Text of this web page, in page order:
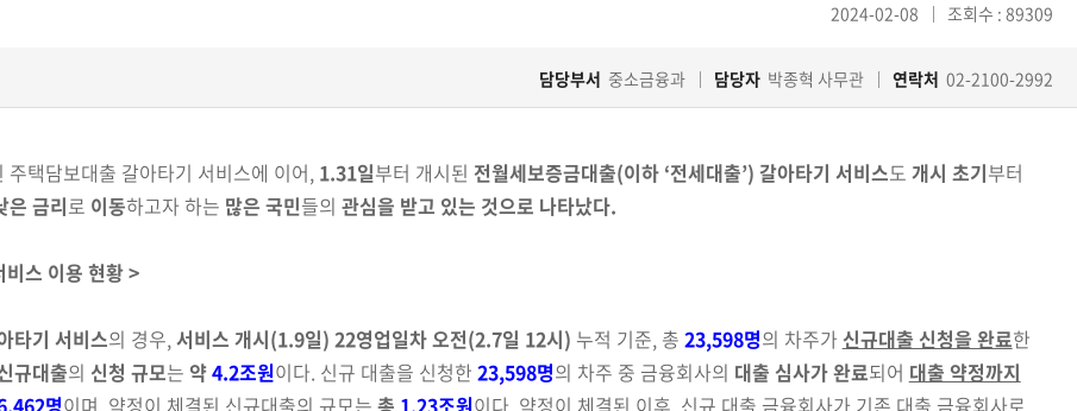
2024-02-08 조회수 : 89309
담당부서 중소금융과 담당자 박종혁 사무관 연락처 02-2100-2992
주택담보대출 갈아타기 서비스에 이어, 1.31일부터 개시된 전월세보증금대출(이하 ‘전세대출’) 갈아타기 서비스도 개시 초기부터
은 금리로 이동하고자 하는 많은 국민들의 관심을 받고 있는 것으로 나타났다.
스 이용 현황 >
타기 서비스의 경우,서비스 개시(1.9일) 22영업일차오전(2.7일 12시) 누적 기준, 총 23,598명의 차주가 신규대출 신청을 완료한
규대출의 신청 규모는 약4.2조원이다. 신규 대출을 신청한 23,598명의 차주 중 금융회사의 대출 심사가 완료되어 대출 약정까지
명이며, 약정이 체결된 신규대출의 규모는 총 1.23조원이다. 약정이 체결된 이후, 신규 대출 금융회사가 기존 대출 금융회사로